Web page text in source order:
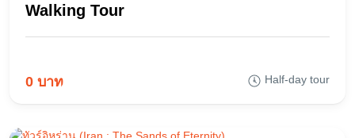
Walking Tour
0 บาท Half-day tour